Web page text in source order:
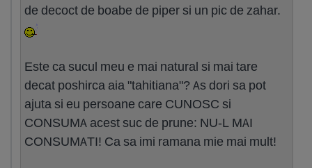
de decoct de boabe de piper si un pic de zahar.
Este ca sucul meu e mai natural si mai tare
decat poshirca aia "tahitiana"? As dori sa pot
ajuta si eu persoane care CUNOSC si
CONSUMA acest suc de prune: NU-L MAI
CONSUMATI! Ca sa imi ramana mie mai mult!